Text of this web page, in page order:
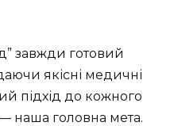
завжди готовий
якісні медичні
підхід до кожного
наша головна мета.